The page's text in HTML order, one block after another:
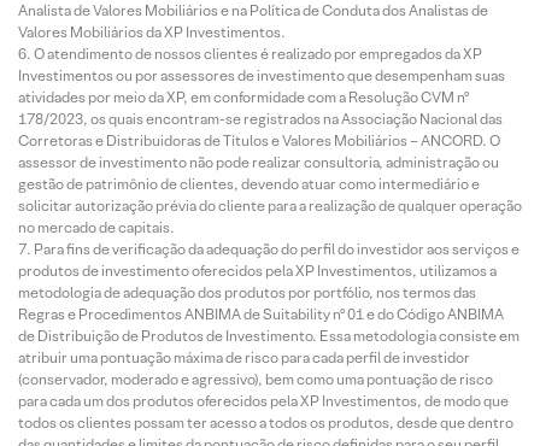
Analista de Valores Mobiliários e na Política de Conduta dos Analistas de
Valores Mobiliários da XP Investimentos.
O atendimento de nossos clientes é realizado por empregados da XP
Investimentos ou por assessores de investimento que desempenham suas
atividades por meio da XP, em conformidade com a Resolução CVM nº
178/2023, os quais encontram-se registrados na Associação Nacional das
Corretoras e Distribuidoras de Títulos e Valores Mobiliários – ANCORD. O
assessor de investimento não pode realizar consultoria, administração ou
gestão de patrimônio de clientes, devendo atuar como intermediário e
solicitar autorização prévia do cliente para a realização de qualquer operação
no mercado de capitais.
Para fins de verificação da adequação do perfil do investidor aos serviços e
produtos de investimento oferecidos pela XP Investimentos, utilizamos a
metodologia de adequação dos produtos por portfólio, nos termos das
Regras e Procedimentos ANBIMA de Suitability nº 01 e do Código ANBIMA
de Distribuição de Produtos de Investimento. Essa metodologia consiste em
atribuir uma pontuação máxima de risco para cada perfil de investidor
(conservador, moderado e agressivo), bem como uma pontuação de risco
para cada um dos produtos oferecidos pela XP Investimentos, de modo que
todos os clientes possam ter acesso a todos os produtos, desde que dentro